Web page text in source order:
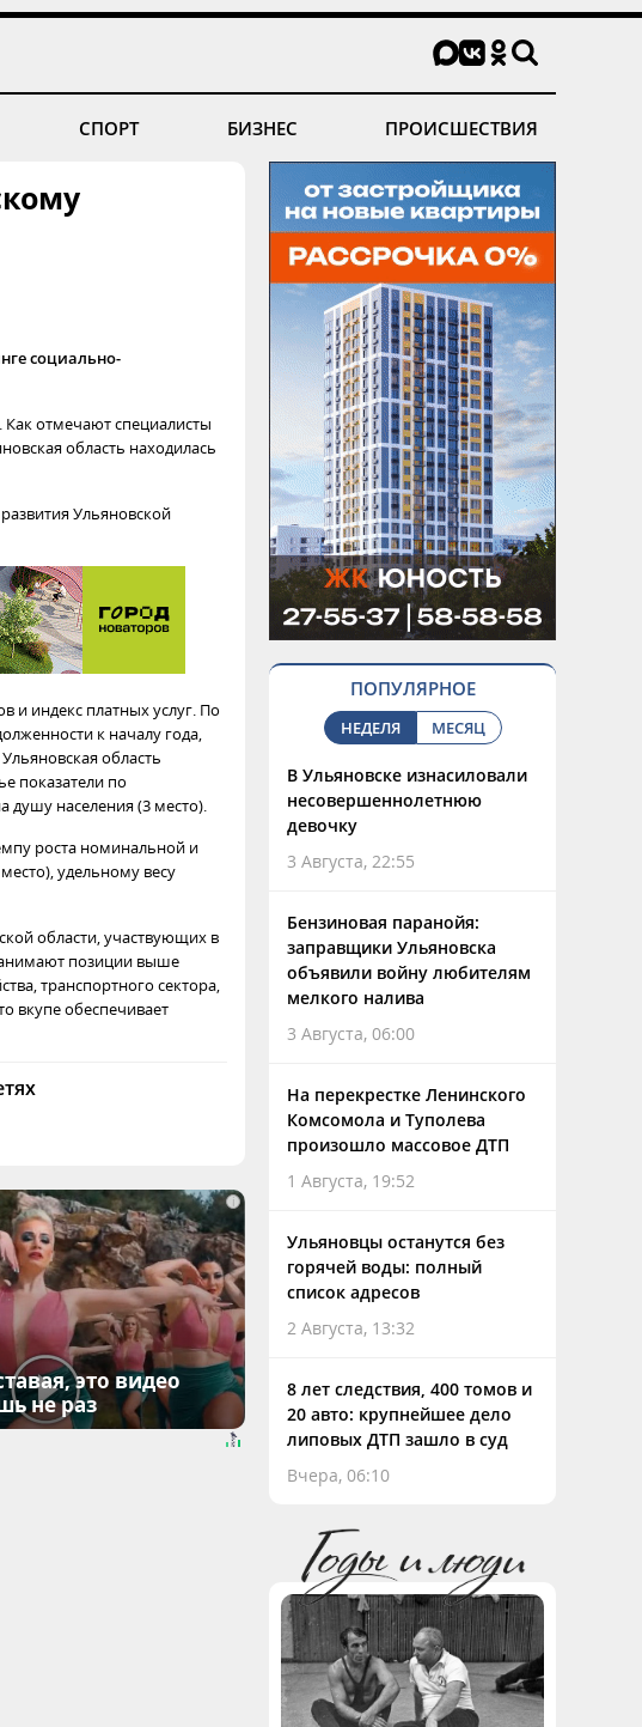
СПОРТ БИЗНЕС ПРОИСШЕСТВИЯ
социально-
Как отмечают специалисты
область находилась
Ульяновской
и индекс платных услуг. По
к началу года,
область
показатели по
душу населения (3 место).
роста номинальной и
удельному весу
области, участвующих в
позиции выше
транспортного сектора,
вкупе обеспечивает
i
это видео
не раз
ПОПУЛЯРНОЕ
НЕДЕЛЯ МЕСЯЦ
В Ульяновске изнасиловали
несовершеннолетнюю
девочку
3 Августа, 22:55
Бензиновая паранойя:
заправщики Ульяновска
объявили войну любителям
мелкого налива
3 Августа, 06:00
На перекрестке Ленинского
Комсомола и Туполева
произошло массовое ДТП
1 Августа, 19:52
Ульяновцы останутся без
горячей воды: полный
список адресов
2 Августа, 13:32
8 лет следствия, 400 томов и
20 авто: крупнейшее дело
липовых ДТП зашло в суд
Вчера, 06:10